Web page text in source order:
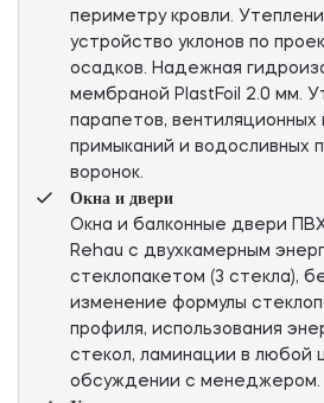
периметру кровли.
устройство уклонов по
осадков. Надежная
мембраной PlastFoil 2.0 мм.
парапетов, вентиляционных
примыканий и водосливных
воронок.
Окна и двери
Окна и балконные двери
Rehau с двухкамерным
стеклопакетом (3 стекла),
изменение формулы
профиля, использования
стекол, ламинации в любой
обсуждении с менеджером.